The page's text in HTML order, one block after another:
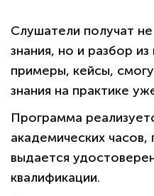
Слушатели получат
знания, но и разбор
примеры, кейсы,
знания на практике
Программа
академических часов,
выдается
квалификации.